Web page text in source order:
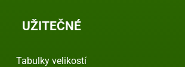
UŽITEČNÉ
Tabulky velikostí